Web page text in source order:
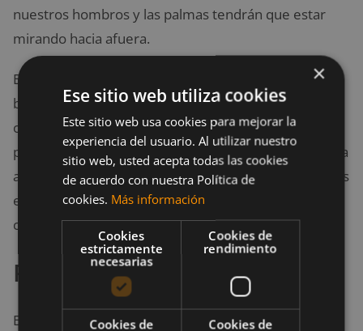
nuestros hombros y las palmas tendrán que estar
mirando hacia afuera.
En esta posición y
empujamos la
barra por encima de nuestra cabeza. No podemos
olvidarnos de que cuando la barra supere esta
posición, debemos echar el cuerpo ligeramente hacia
adelante. El objetivo es que al terminar con los brazos
estirados, nuestro cuerpo forme un línea recta
completa.
Remo Pendlay
El remo pendlayes un ejercicio ideal para
×
Ese sitio web utiliza cookies
Este sitio web usa cookies para mejorar la
experiencia del usuario. Al utilizar nuestro
sitio web, usted acepta todas las cookies
de acuerdo con nuestra Política de
cookies. Más información
Cookies
estrictamente
necesarias
Cookies de
rendimiento
Cookies de
Cookies de